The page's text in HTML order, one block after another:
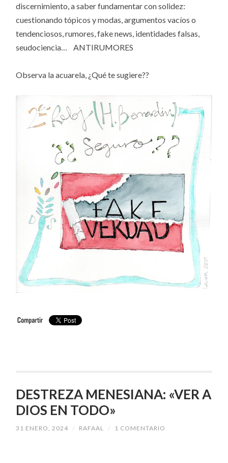
discernimiento, a saber fundamentar con solidez:
cuestionando tópicos y modas, argumentos vacíos o
tendenciosos, rumores, fake news, identidades falsas,
seudociencia… ANTIRUMORES
Observa la acuarela, ¿Qué te sugiere??
DESTREZA MENESIANA: «VER A
DIOS EN TODO»
31 ENERO, 2024 / RAFAAL / 1 COMENTARIO